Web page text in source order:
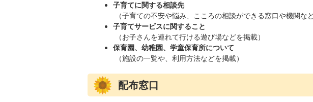
子育てに関する相談先
（子育ての不安や悩み、こころの相談ができる窓口や機関な
子育てサービスに関すること
（お子さんを連れて行ける遊び場などを掲載）
保育園、幼稚園、学童保育所について
（施設の一覧や、利用方法などを掲載）
配布窓口